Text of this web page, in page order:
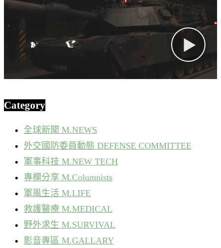
Category
全球新聞 M.NEWS
外交國防委員動態 DEFENSE COMMITTEE
軍事科技 M.NEW TECH
專欄分享 M.Columnists
軍風生活 M.LIFE
救護醫療 M.MEDICAL
野外求生 M.SURVIVAL
影音專區 M.GALLARY